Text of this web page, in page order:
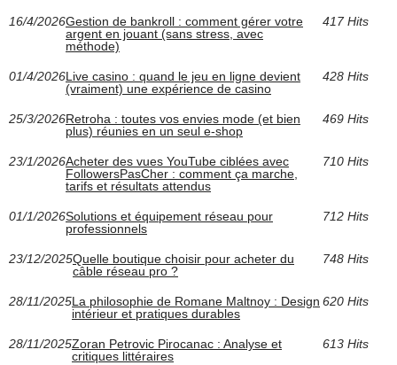
16/4/2026Gestion de bankroll : comment gérer votre
argent en jouant (sans stress, avec
méthode)
417 Hits
01/4/2026Live casino : quand le jeu en ligne devient
(vraiment) une expérience de casino
428 Hits
25/3/2026Retroha : toutes vos envies mode (et bien
plus) réunies en un seul e-shop
469 Hits
23/1/2026Acheter des vues YouTube ciblées avec
FollowersPasCher : comment ça marche,
tarifs et résultats attendus
710 Hits
01/1/2026Solutions et équipement réseau pour
professionnels
712 Hits
23/12/2025Quelle boutique choisir pour acheter du
câble réseau pro ?
748 Hits
28/11/2025La philosophie de Romane Maltnoy : Design
intérieur et pratiques durables
620 Hits
28/11/2025Zoran Petrovic Pirocanac : Analyse et
critiques littéraires
613 Hits